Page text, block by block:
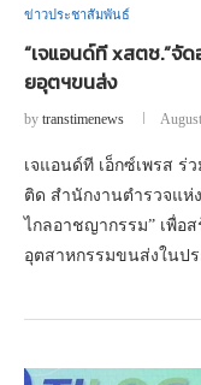
ข่าวประชาสัมพันธ์
“เจแอนด์ที xสตช.”จั
ยอุตฯขนส่ง
by transtimenews
เจแอนด์ที เอ็กซ์เพรส ร่
ติด สำนักงานตำรวจแห่
ไกลอาชญากรรม” เพื่อ
อุตสาหกรรมขนส่งในปร